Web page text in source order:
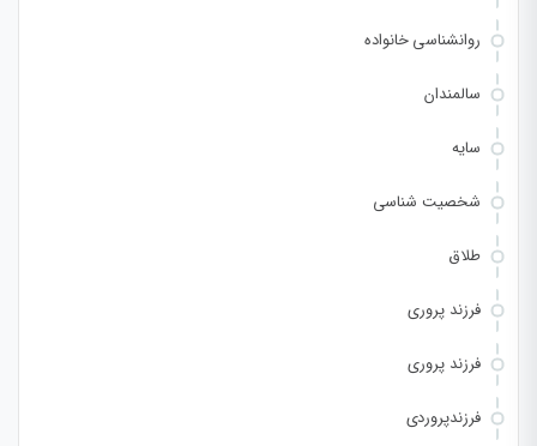
روانشناسی خانواده
سالمندان
سایه
شخصیت شناسی
طلاق
فرزند پروری
فرزند پروری
فرزندپروردی